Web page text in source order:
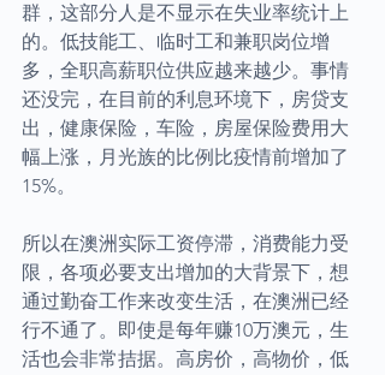
群，这部分人是不显示在失业率统计上
的。低技能工、临时工和兼职岗位增
多，全职高薪职位供应越来越少。事情
还没完，在目前的利息环境下，房贷支
出，健康保险，车险，房屋保险费用大
幅上涨，月光族的比例比疫情前增加了
15%。
所以在澳洲实际工资停滞，消费能力受
限，各项必要支出增加的大背景下，想
通过勤奋工作来改变生活，在澳洲已经
行不通了。即使是每年赚10万澳元，生
活也会非常拮据。高房价，高物价，低